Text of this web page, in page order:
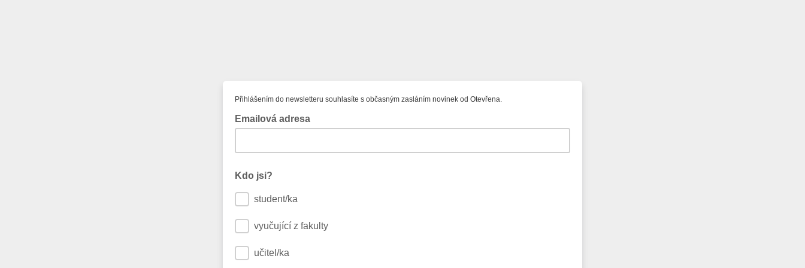
Přihlášením do newsletteru souhlasíte s občasným zasláním novinek od Otevřena.
Emailová adresa
Kdo jsi?
student/ka
vyučující z fakulty
učitel/ka